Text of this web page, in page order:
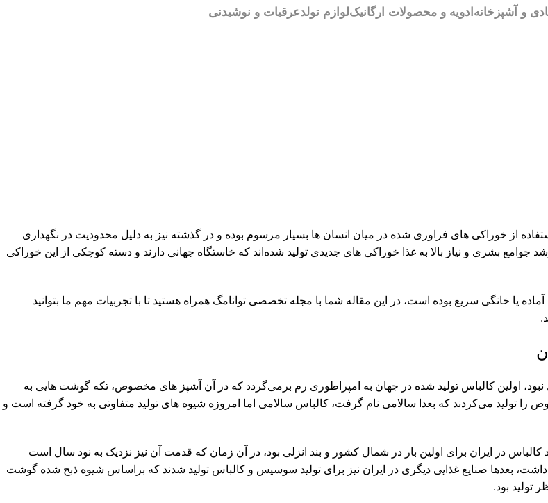
و آشپزخانه ادویه و محصولات ارگانیکلوازم تولدعرقیات و نوشیدنی
از خوراکی های فراوری شده در میان انسان ها بسیار مرسوم بوده و در گذشته نیز به دلیل محدودیت در نگهداری
جوامع بشری و نیاز بالا به غذا خوراکی های جدیدی تولید شده‌اند که خاستگاه جهانی دارند و دسته کوچکی از این خوراکی
یا خانگی سریع بوده است، در این مقاله شما با مجله تخصصی توانامگ همراه هستید تا با تجربیات مهم ما بتوانید
اولین کالباس تولید شده در جهان به امپراطوری رم برمی‌گردد که در آن آشپز های مخصوص، تکه گوشت هایی به
تولید می‌کردند که بعدا سالامی نام گرفت، کالباس سالامی اما امروزه شیوه های تولید متفاوتی به خود گرفته است و
در ایران برای اولین بار در شمال کشور و بند انزلی بود، در آن زمان که قدمت آن نیز نزدیک به نود سال است
بعدها صنایع غذایی دیگری در ایران نیز برای تولید سوسیس و کالباس تولید شدند که براساس شیوه ذبح شده گوشت
تولید بود.